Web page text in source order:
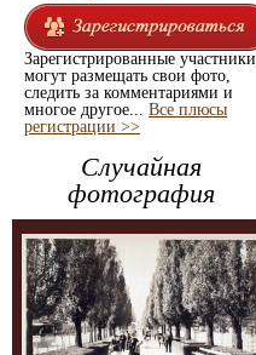
Зарегистрированные участники
могут размещать свои фото,
следить за комментариями и
многое другое... Все плюсы
регистрации >>
Случайная
фотография